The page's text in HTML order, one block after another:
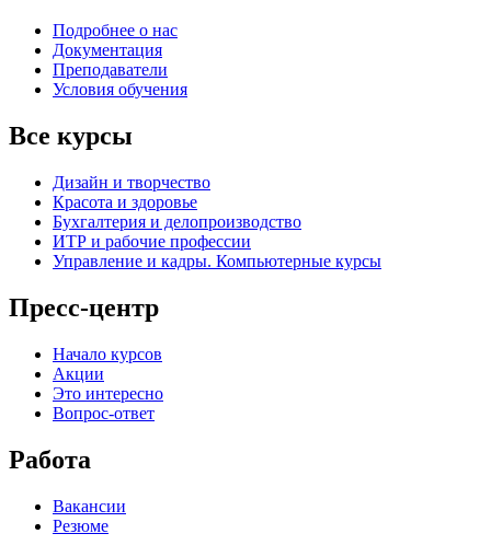
Подробнее о нас
Документация
Преподаватели
Условия обучения
Все курсы
Дизайн и творчество
Красота и здоровье
Бухгалтерия и делопроизводство
ИТР и рабочие профессии
Управление и кадры. Компьютерные курсы
Пресс-центр
Начало курсов
Акции
Это интересно
Вопрос-ответ
Работа
Вакансии
Резюме